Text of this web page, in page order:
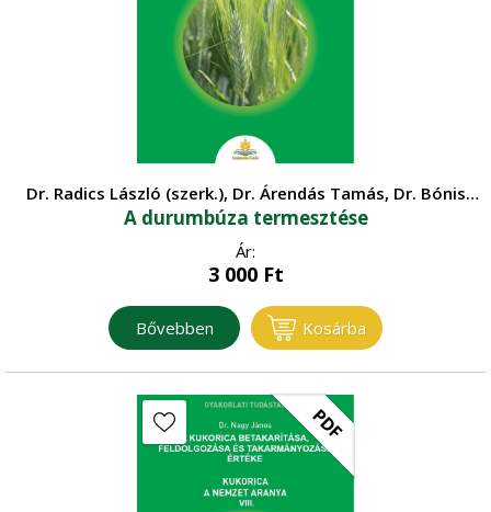
Zöldségtermesztés
Mezőgazdasági építészet
Mezőgazdasági gépesítés
Műszaki ismeretek
Növényvédelem
Precíziós gazdálkodás
Dr. Radics László (szerk.), Dr. Árendás Tamás, Dr. Bónis
Péter, Károlyiné Dr. Cséplő Mónika, Dr. Vida Gyula
A durumbúza termesztése
Ár:
3 000Ft
Bővebben Kosárba
PDF